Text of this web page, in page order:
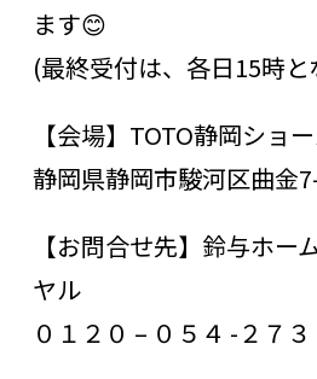
ます😊
(最終受付は、各日15時と
【会場】TOTO静岡ショ
静岡県静岡市駿河区曲金
【お問合せ先】鈴与ホー
ヤル
０１２０ – ０５４ -２７３